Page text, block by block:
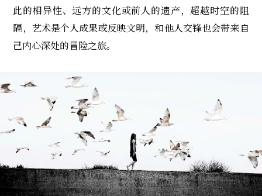
此的相异性、远方的文化或前人的遗产，超越时空的阻
隔，艺术是个人成果或反映文明，和他人交锋也会带来自
己内心深处的冒险之旅。